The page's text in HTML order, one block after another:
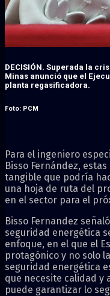
DECISIÓN. Superada la
Minas anunció que el
planta regasificadora.
Foto: PCM
Para el ingeniero
Bisso Fernández,
tangible que podría
una hoja de ruta del
en el sector para el
Bisso Fernandez
seguridad energética
enfoque, en el que el
protagónico y no solo
seguridad energética
que necesite calidad y
puede garantizar lo